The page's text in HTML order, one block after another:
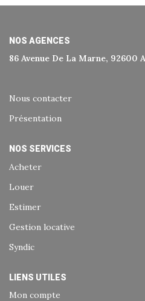
NOS AGENCES
86 Avenue De La Marne, 92600
Nous contacter
Présentation
NOS SERVICES
Acheter
Louer
Estimer
Gestion locative
Syndic
LIENS UTILES
Mon compte